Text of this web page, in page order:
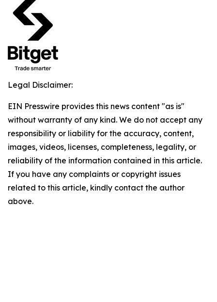
Legal Disclaimer:
EIN Presswire provides this news content "as is"
without warranty of any kind. We do not accept any
responsibility or liability for the accuracy, content,
images, videos, licenses, completeness, legality, or
reliability of the information contained in this article.
If you have any complaints or copyright issues
related to this article, kindly contact the author
above.